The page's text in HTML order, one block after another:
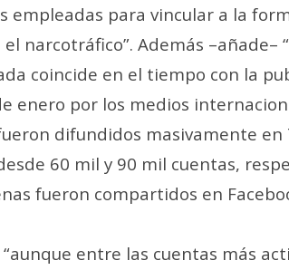
empleadas para vincular a la
narcotráfico”. Además –añade–
coincide en el tiempo con la
enero por los medios
difundidos masivamente
60 mil y 90 mil cuentas,
fueron compartidos en
entre las cuentas más